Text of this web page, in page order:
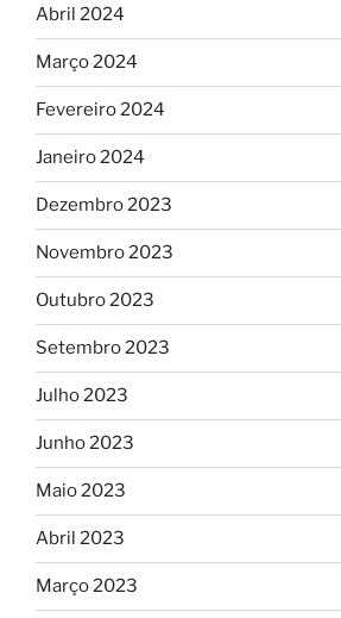
Abril 2024
Março 2024
Fevereiro 2024
Janeiro 2024
Dezembro 2023
Novembro 2023
Outubro 2023
Setembro 2023
Julho 2023
Junho 2023
Maio 2023
Abril 2023
Março 2023